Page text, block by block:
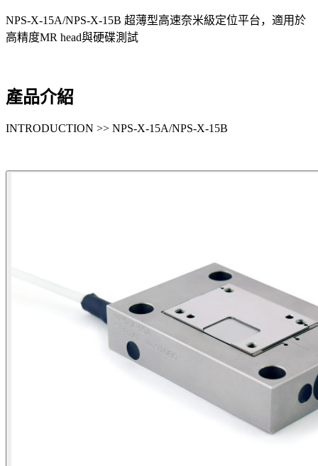
NPS-X-15A/NPS-X-15B 超薄型高速奈米級定位平台，適用於
高精度MR head與硬碟測試
產品介紹
INTRODUCTION >> NPS-X-15A/NPS-X-15B